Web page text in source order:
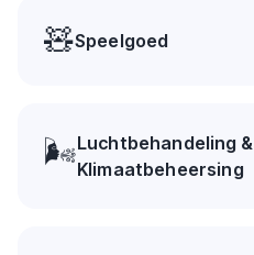
🧸Speelgoed
🌬️Luchtbehandeling &
Klimaatbeheersing